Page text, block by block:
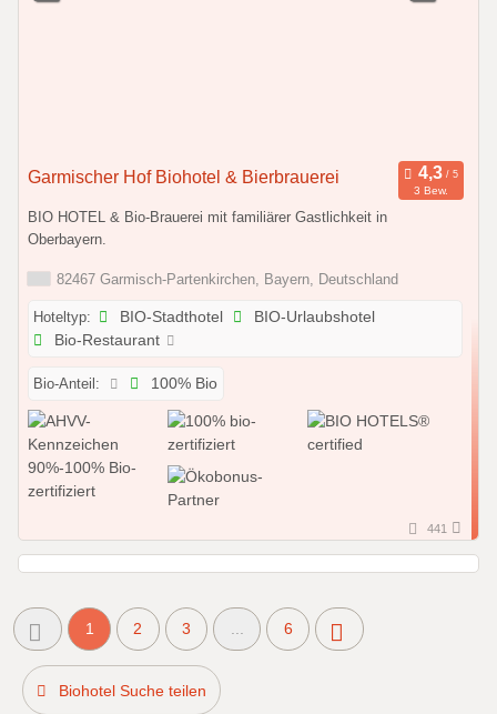
Garmischer Hof Biohotel & Bierbrauerei
3 Bew.
BIO HOTEL & Bio-Brauerei mit familiärer Gastlichkeit in
Oberbayern.
82467 Garmisch-Partenkirchen, Bayern, Deutschland
Hoteltyp: BIO-Stadthotel
BIO-Urlaubshotel
Bio-Restaurant
Bio-Anteil: 100% Bio
441
1 2 3 6
Biohotel Suche teilen